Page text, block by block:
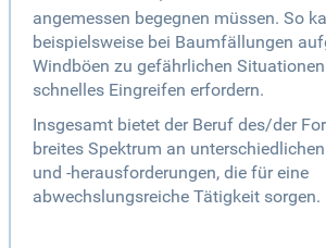
angemessen begegnen müssen. So
beispielsweise bei Baumfällungen
Windböen zu gefährlichen
schnelles Eingreifen erfordern.
Insgesamt bietet der Beruf des/der
breites Spektrum an
und -herausforderungen, die für eine
abwechslungsreiche Tätigkeit sorgen.